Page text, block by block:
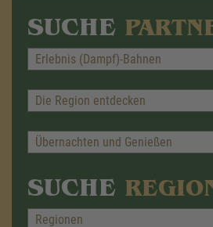
SUCHE
SUCHE